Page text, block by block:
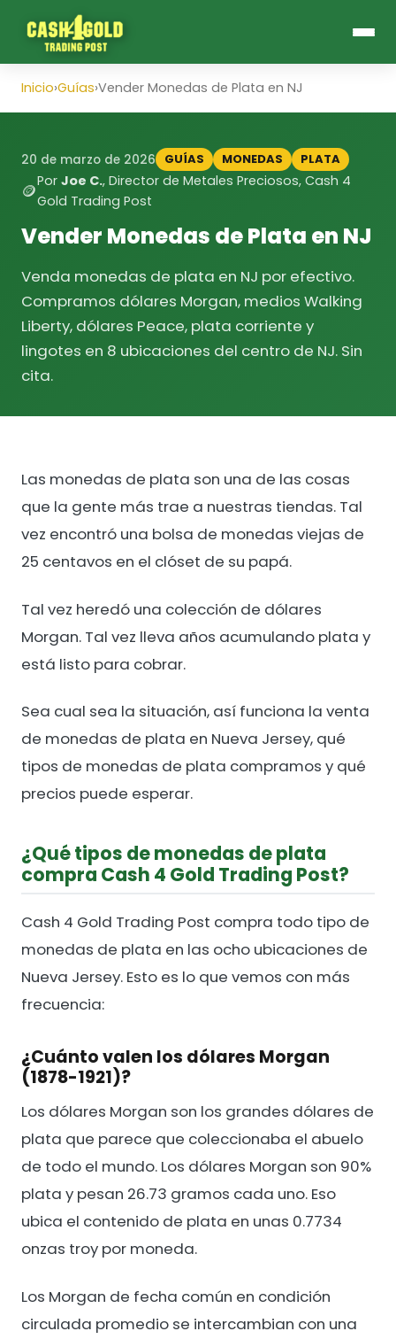
Inicio›Guías›Vender Monedas de Plata en NJ
20 de marzo de 2026 GUÍAS MONEDAS PLATA
🪙Por Joe C., Director de Metales Preciosos, Cash 4
Gold Trading Post
Vender Monedas de Plata en NJ
Venda monedas de plata en NJ por efectivo.
Compramos dólares Morgan, medios Walking
Liberty, dólares Peace, plata corriente y
lingotes en 8 ubicaciones del centro de NJ. Sin
cita.
Las monedas de plata son una de las cosas
que la gente más trae a nuestras tiendas. Tal
vez encontró una bolsa de monedas viejas de
25 centavos en el clóset de su papá.
Tal vez heredó una colección de dólares
Morgan. Tal vez lleva años acumulando plata y
está listo para cobrar.
Sea cual sea la situación, así funciona la venta
de monedas de plata en Nueva Jersey, qué
tipos de monedas de plata compramos y qué
precios puede esperar.
¿Qué tipos de monedas de plata
compra Cash 4 Gold Trading Post?
Cash 4 Gold Trading Post compra todo tipo de
monedas de plata en las ocho ubicaciones de
Nueva Jersey. Esto es lo que vemos con más
frecuencia:
¿Cuánto valen los dólares Morgan
(1878-1921)?
Los dólares Morgan son los grandes dólares de
plata que parece que coleccionaba el abuelo
de todo el mundo. Los dólares Morgan son 90%
plata y pesan 26.73 gramos cada uno. Eso
ubica el contenido de plata en unas 0.7734
onzas troy por moneda.
Los Morgan de fecha común en condición
circulada promedio se intercambian con una